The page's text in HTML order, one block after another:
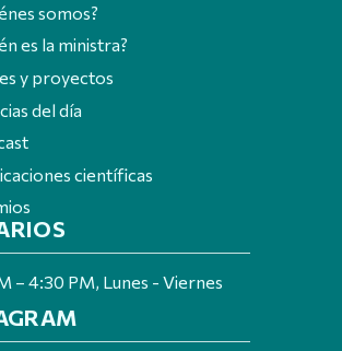
somos?
es la ministra?
y proyectos
del día
científicas
– 4:30 PM, Lunes - Viernes